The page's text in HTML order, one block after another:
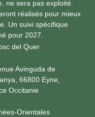
ne sera pas exploité.
réalisés pour mieux
Un suivi spécifique
pour 2027.
del Quer
Avinguda de
66800 Eyne,
Occitanie
Orientales